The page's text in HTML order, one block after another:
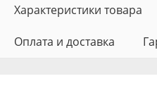
Характеристики товара
Оплата и доставка